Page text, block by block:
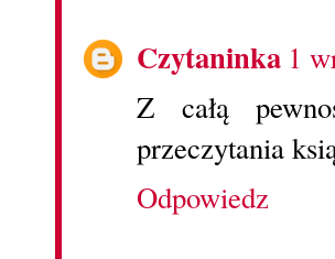
Czytaninka 1
Z całą
przeczytania
Odpowiedz